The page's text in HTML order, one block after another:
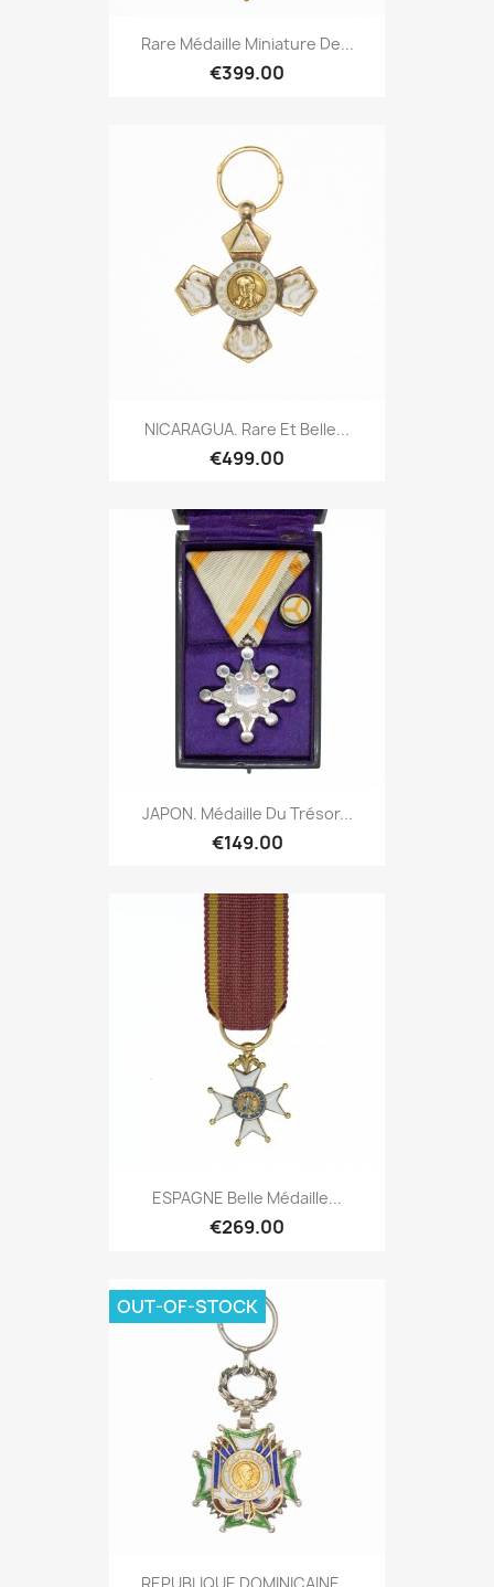
Rare Médaille Miniature De...
€399.00
NICARAGUA. Rare Et Belle...
€499.00
JAPON. Médaille Du Trésor...
€149.00
ESPAGNE Belle Médaille...
€269.00
OUT-OF-STOCK